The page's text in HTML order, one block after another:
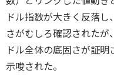
ドル指数が大きく反落
さがむしろ確認された
ドル全体の底固さが証
示唆された。